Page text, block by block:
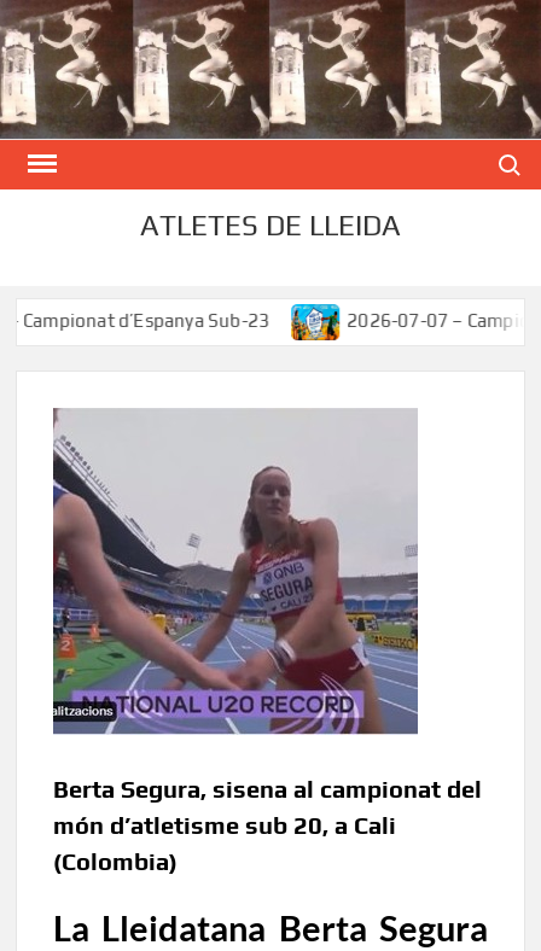
Skip
to
content
ATLETES DE LLEIDA
d’Espanya Sub-23 2026-07-07 – Campionat
Berta Segura, sisena al campionat del
món d’atletisme sub 20, a Cali
(Colombia)
La Lleidatana Berta Segura